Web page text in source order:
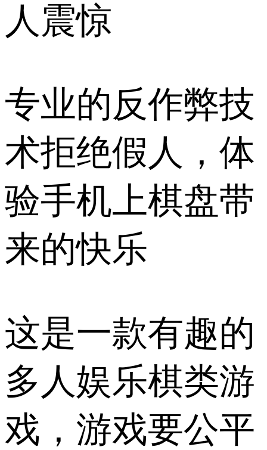
人震惊
专业的反作弊技
术拒绝假人，体
验手机上棋盘带
来的快乐
这是一款有趣的
多人娱乐棋类游
戏，游戏要公平